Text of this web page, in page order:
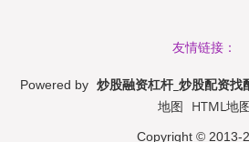
友情链接：
Powered by 炒股融资杠杆_炒股配资找
地图 HTML地
Copyright © 2013-